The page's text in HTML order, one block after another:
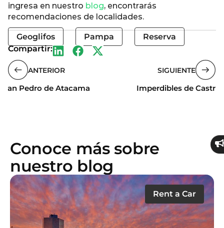
ingresa en nuestro blog, encontrarás
recomendaciones de localidades.
Geoglifos Pampa
Reserva
Compartir:
ANTERIOR
San Pedro de Atacama
SIGUIENTE
Imperdibles de Castro
Conoce más sobre
nuestro blog
Rent a Car